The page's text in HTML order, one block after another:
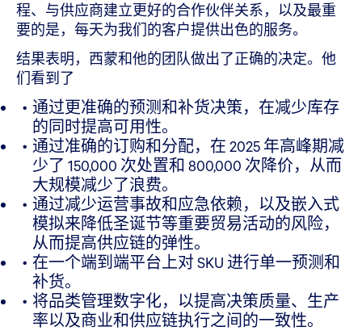
程、与供应商建立更好的合作伙伴关系，以及最重
要的是，每天为我们的客户提供出色的服务。
结果表明，西蒙和他的团队做出了正确的决定。他
们看到了
通过更准确的预测和补货决策，在减少库存
的同时提高可用性。
通过准确的订购和分配，在 2025 年高峰期减
少了 150,000 次处置和 800,000 次降价，从而
大规模减少了浪费。
通过减少运营事故和应急依赖，以及嵌入式
模拟来降低圣诞节等重要贸易活动的风险，
从而提高供应链的弹性。
在一个端到端平台上对 SKU 进行单一预测和
补货。
将品类管理数字化，以提高决策质量、生产
率以及商业和供应链执行之间的一致性。